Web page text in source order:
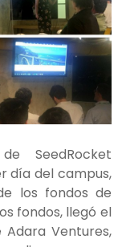
SeedRocket
día del campus,
los fondos de
fondos, llegó el
Adara Ventures,